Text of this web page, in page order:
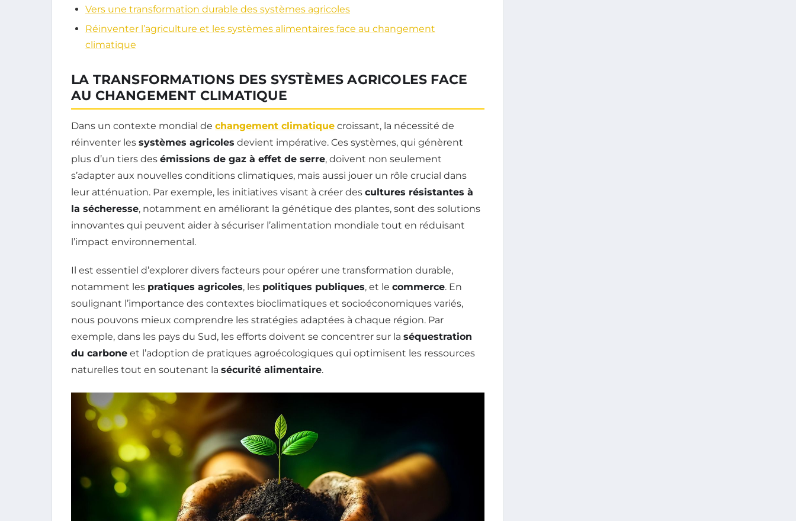
Vers une transformation durable des systèmes agricoles
Réinventer l’agriculture et les systèmes alimentaires face au changement
climatique
LA TRANSFORMATIONS DES SYSTÈMES AGRICOLES FACE
AU CHANGEMENT CLIMATIQUE
Dans un contexte mondial de changement climatique croissant, la nécessité de
réinventer les systèmes agricoles devient impérative. Ces systèmes, qui génèrent
plus d’un tiers des émissions de gaz à effet de serre, doivent non seulement
s’adapter aux nouvelles conditions climatiques, mais aussi jouer un rôle crucial dans
leur atténuation. Par exemple, les initiatives visant à créer des cultures résistantes à
la sécheresse, notamment en améliorant la génétique des plantes, sont des solutions
innovantes qui peuvent aider à sécuriser l’alimentation mondiale tout en réduisant
l’impact environnemental.
Il est essentiel d’explorer divers facteurs pour opérer une transformation durable,
notamment les pratiques agricoles, les politiques publiques, et le commerce. En
soulignant l’importance des contextes bioclimatiques et socioéconomiques variés,
nous pouvons mieux comprendre les stratégies adaptées à chaque région. Par
exemple, dans les pays du Sud, les efforts doivent se concentrer sur la séquestration
du carbone et l’adoption de pratiques agroécologiques qui optimisent les ressources
naturelles tout en soutenant la sécurité alimentaire.